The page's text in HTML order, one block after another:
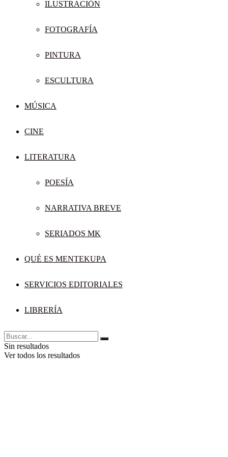
ILUSTRACIÓN
FOTOGRAFÍA
PINTURA
ESCULTURA
MÚSICA
CINE
LITERATURA
POESÍA
NARRATIVA BREVE
SERIADOS MK
QUÉ ES MENTEKUPA
SERVICIOS EDITORIALES
LIBRERÍA
Sin resultados
Ver todos los resultados